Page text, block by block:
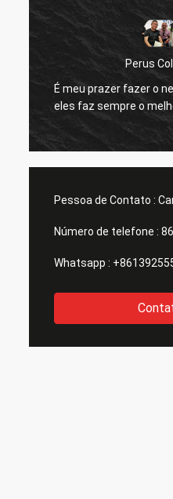
Perus
É meu prazer fazer o
eles faz sempre o
Pessoa de Contato :
Número de telefone :
Whatsapp :